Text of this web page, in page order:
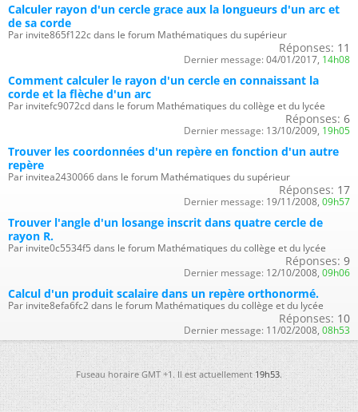
Calculer rayon d'un cercle grace aux la longueurs d'un arc et
de sa corde
Par invite865f122c dans le forum Mathématiques du supérieur
Réponses: 11
Dernier message: 04/01/2017, 14h08
Comment calculer le rayon d'un cercle en connaissant la
corde et la flèche d'un arc
Par invitefc9072cd dans le forum Mathématiques du collège et du lycée
Réponses: 6
Dernier message: 13/10/2009, 19h05
Trouver les coordonnées d'un repère en fonction d'un autre
repère
Par invitea2430066 dans le forum Mathématiques du supérieur
Réponses: 17
Dernier message: 19/11/2008, 09h57
Trouver l'angle d'un losange inscrit dans quatre cercle de
rayon R.
Par invite0c5534f5 dans le forum Mathématiques du collège et du lycée
Réponses: 9
Dernier message: 12/10/2008, 09h06
Calcul d'un produit scalaire dans un repère orthonormé.
Par invite8efa6fc2 dans le forum Mathématiques du collège et du lycée
Réponses: 10
Dernier message: 11/02/2008, 08h53
Fuseau horaire GMT +1. Il est actuellement19h53.